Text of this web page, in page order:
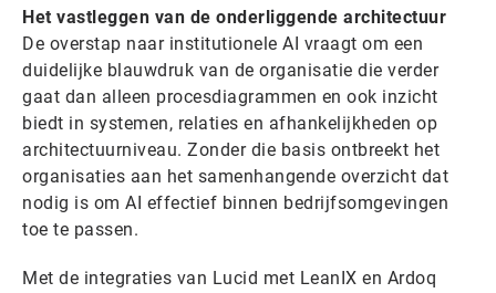
Het vastleggen van de onderliggende architectuur
De overstap naar institutionele AI vraagt om een
duidelijke blauwdruk van de organisatie die verder
gaat dan alleen procesdiagrammen en ook inzicht
biedt in systemen, relaties en afhankelijkheden op
architectuurniveau. Zonder die basis ontbreekt het
organisaties aan het samenhangende overzicht dat
nodig is om AI effectief binnen bedrijfsomgevingen
toe te passen.
Met de integraties van Lucid met LeanIX en Ardoq